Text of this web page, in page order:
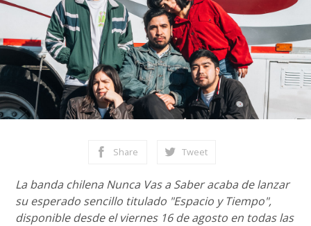
Share Tweet
La banda chilena Nunca Vas a Saber acaba de lanzar
su esperado sencillo titulado "Espacio y Tiempo",
disponible desde el viernes 16 de agosto en todas las